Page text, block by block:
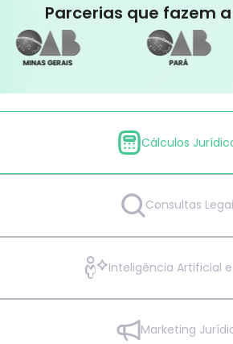
Parcerias que fazem
Cálculos
Consultas
Inteligência Artificial
Marketing